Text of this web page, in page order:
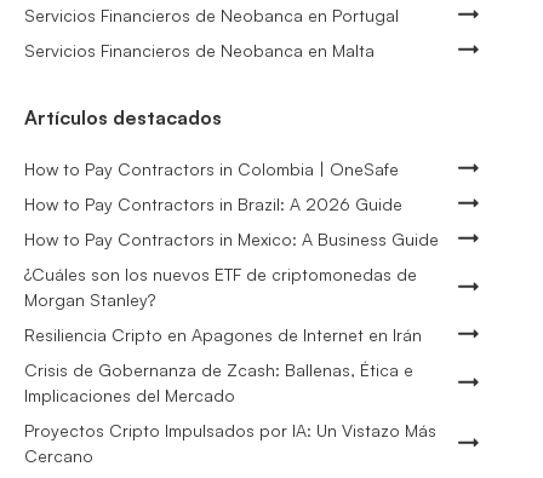
Servicios Financieros de Neobanca en Portugal
Servicios Financieros de Neobanca en Malta
Artículos destacados
How to Pay Contractors in Colombia | OneSafe
How to Pay Contractors in Brazil: A 2026 Guide
How to Pay Contractors in Mexico: A Business Guide
¿Cuáles son los nuevos ETF de criptomonedas de
Morgan Stanley?
Resiliencia Cripto en Apagones de Internet en Irán
Crisis de Gobernanza de Zcash: Ballenas, Ética e
Implicaciones del Mercado
Proyectos Cripto Impulsados por IA: Un Vistazo Más
Cercano